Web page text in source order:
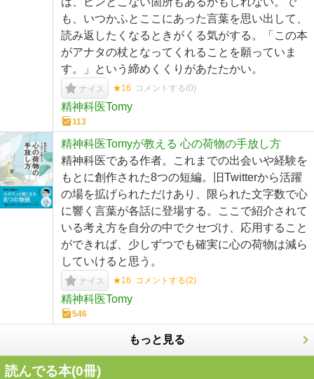
も、いつかふとここにあった言葉を思い出して、
読み返したくなるときがくる気がする。「この本
がアナタの杖となってくれることを願っていま
す。」という締めくくりがあたたかい。
ナイス ★16 コメントする(0)
精神科医Tomy
113
精神科医Tomyが教える 心の荷物の手放し方
精神科医である作者。これまでの出会いや経験を
もとに創作された8つの短編。旧Twitterから活躍
の場を拡げられただけあり、限られた文字数で心
に響く言葉が各話に登場する。ここで紹介されて
いる考え方を自分の中でクセづけ、応用すること
ができれば、少しずつでも確実に心の荷物は減ら
していけると思う。
ナイス ★16 コメントする(2)
精神科医Tomy
546
もっと見る
読んでる本(0冊)